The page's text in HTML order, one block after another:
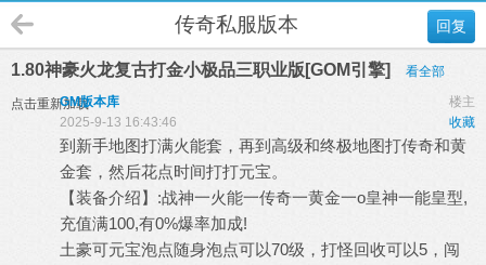
回复
传奇私服版本
1.80神豪火龙复古打金小极品三职业版[GOM引擎] 看全部
点击重新加载 楼主
GM版本库
收藏
2025-9-13 16:43:46
到新手地图打满火能套，再到高级和终极地图打传奇和黄
金套，然后花点时间打打元宝。
【装备介绍】:战神一火能一传奇一黄金一o皇神一能皇型,
充值满100,有0%爆率加成!
土豪可元宝泡点随身泡点可以70级，打怪回收可以5，闯